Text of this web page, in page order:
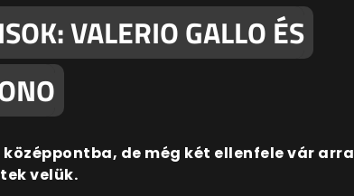
VALERIO GALLO ÉS
de még két ellenfele vár arra
velük.